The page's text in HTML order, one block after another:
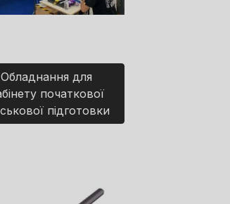
Обладнання для
початкової
підготовки